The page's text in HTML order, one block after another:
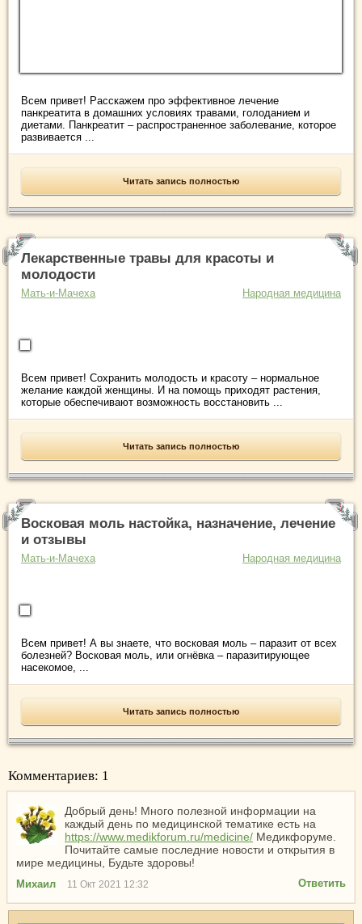
Всем привет! Расскажем про эффективное лечение
панкреатита в домашних условиях травами, голоданием и
диетами. Панкреатит – распространенное заболевание, которое
развивается ...
Читать запись полностью
Лекарственные травы для красоты и
молодости
Мать-и-Мачеха Народная медицина
Всем привет! Сохранить молодость и красоту – нормальное
желание каждой женщины. И на помощь приходят растения,
которые обеспечивают возможность восстановить ...
Читать запись полностью
Восковая моль настойка, назначение, лечение
и отзывы
Мать-и-Мачеха Народная медицина
Всем привет! А вы знаете, что восковая моль – паразит от всех
болезней? Восковая моль, или огнёвка – паразитирующее
насекомое, ...
Читать запись полностью
Комментариев: 1
Добрый день! Много полезной информации на
каждый день по медицинской тематике есть на
https://www.medikforum.ru/medicine/ Медикфоруме.
Почитайте самые последние новости и открытия в
мире медицины, Будьте здоровы!
Михаил Ответить
11 Окт 2021 12:32